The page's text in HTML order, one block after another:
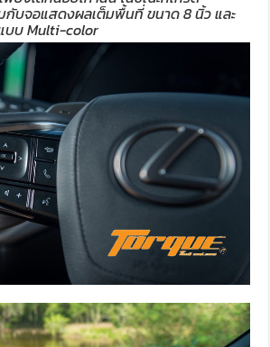
กับจอแสดงผลเต็มพื้นที่ ขนาด 8 นิ้ว และ
บบ Multi-color